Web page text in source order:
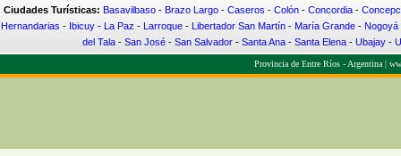
Ciudades Turísticas: Basavilbaso- Brazo Largo- Caseros - Colón- Concordia-
Hernandarias - Ibicuy - La Paz - Larroque - Libertador San Martín - María Grande - Nogoyá
del Tala- San José- San Salvador- Santa Ana- Santa Elena- Ubajay-
Provincia de Entre Ríos - Argentina |